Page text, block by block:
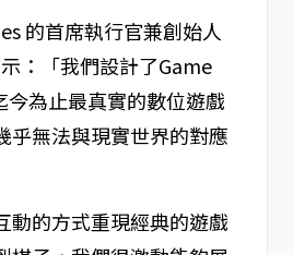
的首席執行官兼創始人
：「我們設計了Game
為止最真實的數位遊戲
乎無法與現實世界的對應
動的方式重現經典的遊戲